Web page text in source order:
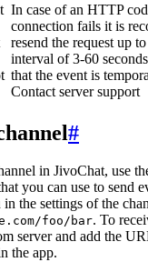
In case of an HTTP
connection fails it is
resend the request up
interval of 3-60
that the event is
Contact server support
#
in JivoChat, use
you can use to send
the settings of the
foo/bar. To
server and add the
the app.